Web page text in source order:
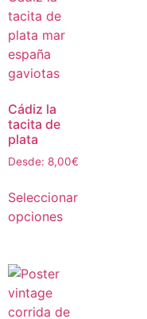
Cádiz la
tacita de
plata
Desde: 8,00€
Seleccionar
opciones